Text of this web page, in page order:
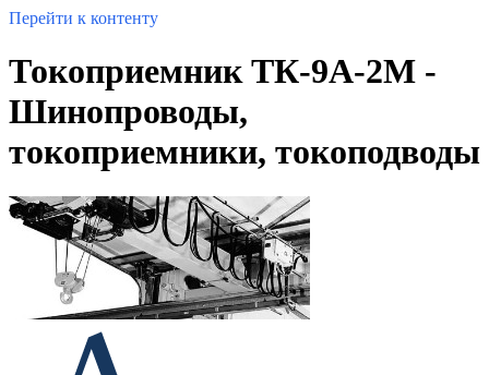
Перейти к контенту
Токоприемник ТК-9А-2М -
Шинопроводы,
токоприемники, токоподводы